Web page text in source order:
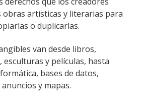
artísticas y literarias para
o duplicarlas.
van desde libros,
esculturas y películas, hasta
bases de datos,
y mapas.